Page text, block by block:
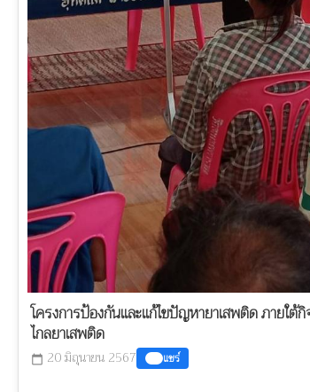
โครงการป้องกันและแก้ไขปัญหายาเสพติด ภายใ
ไกลยาเสพติด
calendar_today 20 มิถุนายน 2567 แชร์